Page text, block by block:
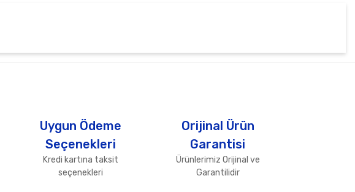
Uygun Ödeme
Seçenekleri
Kredi kartına taksit
seçenekleri
Orijinal Ürün
Garantisi
Ürünlerimiz Orijinal ve
Garantilidir